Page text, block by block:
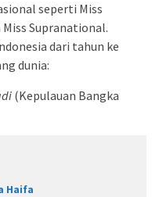
seperti Miss
Supranational.
dari tahun ke
dunia:
(Kepulauan Bangka
Haifa